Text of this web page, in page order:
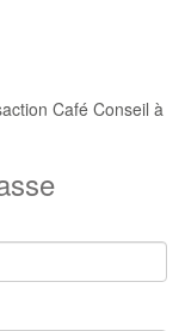
Café Conseil à